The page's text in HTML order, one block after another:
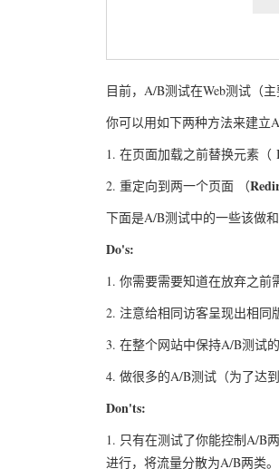
目前，A/B测试在Web测试（
你可以用如下两种方法来建立
1. 在页面加载之前替换元素（
2. 重定向到两一个页面 （
下面是A/B测试中的一些该做和
Do's:
1. 你需要需要知道在放弃之前
2. 注意给相同访客呈现出相同
3. 在整个网站中保持A/B测试
4. 做很多的A/B测试（为了达
Don'ts:
1. 只有在测试了你能控制A/B
进行，将流量分散为A/B两类。